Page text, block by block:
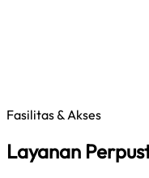
Fasilitas & Akses
Layanan